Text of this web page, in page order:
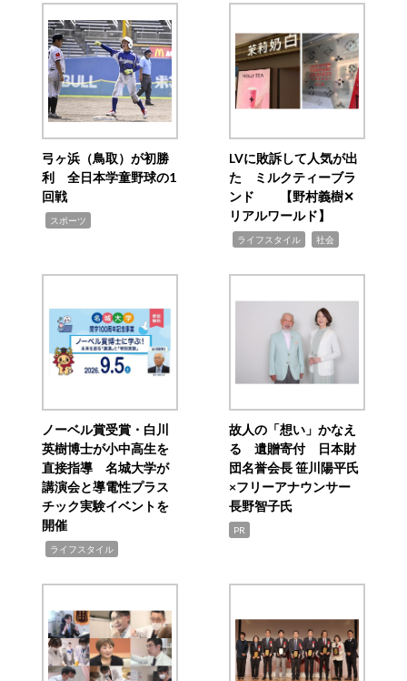
弓ヶ浜（鳥取）が初勝
利 全日本学童野球の1
回戦
スポーツ
LVに敗訴して人気が出
た ミルクティーブラ
ンド 【野村義樹✕
リアルワールド】
ライフスタイル 社会
ノーベル賞受賞・白川
英樹博士が小中高生を
直接指導 名城大学が
講演会と導電性プラス
チック実験イベントを
開催
ライフスタイル
故人の「想い」かなえ
る 遺贈寄付 日本財
団名誉会長 笹川陽平氏
×フリーアナウンサー
長野智子氏
PR